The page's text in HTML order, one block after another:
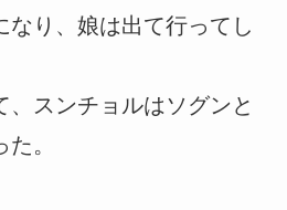
なり、娘は出て行ってし
、スンチョルはソグンと
。